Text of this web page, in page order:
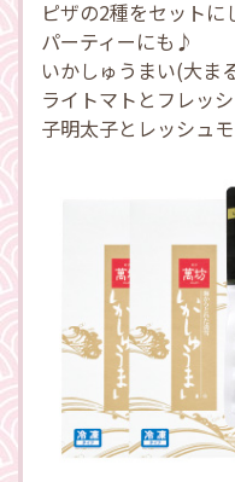
ピザの2種をセット
パーティーにも♪
いかしゅうまい(大
ライトマトとフレッ
子明太子とレッシュ